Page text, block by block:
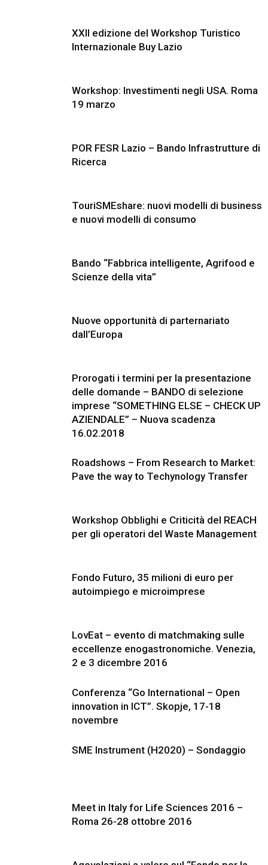
XXII edizione del Workshop Turistico
Internazionale Buy Lazio
Workshop: Investimenti negli USA. Roma
19 marzo
POR FESR Lazio – Bando Infrastrutture di
Ricerca
TouriSMEshare: nuovi modelli di business
e nuovi modelli di consumo
Bando “Fabbrica intelligente, Agrifood e
Scienze della vita”
Nuove opportunità di parternariato
dall’Europa
Prorogati i termini per la presentazione
delle domande – BANDO di selezione
imprese “SOMETHING ELSE – CHECK UP
AZIENDALE” – Nuova scadenza
16.02.2018
Roadshows – From Research to Market:
Pave the way to Techynology Transfer
Workshop Obblighi e Criticità del REACH
per gli operatori del Waste Management
Fondo Futuro, 35 milioni di euro per
autoimpiego e microimprese
LovEat – evento di matchmaking sulle
eccellenze enogastronomiche. Venezia,
2 e 3 dicembre 2016
Conferenza “Go International – Open
innovation in ICT”. Skopje, 17-18
novembre
SME Instrument (H2020) – Sondaggio
Meet in Italy for Life Sciences 2016 –
Roma 26-28 ottobre 2016